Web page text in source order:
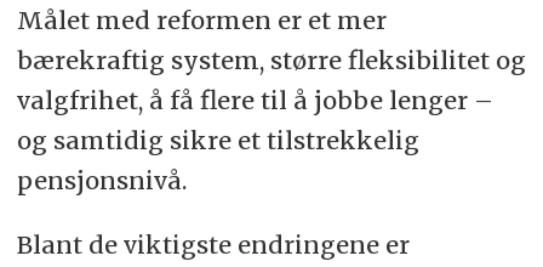
Målet med reformen er et mer
bærekraftig system, større fleksibilitet og
valgfrihet, å få flere til å jobbe lenger –
og samtidig sikre et tilstrekkelig
pensjonsnivå.
Blant de viktigste endringene er